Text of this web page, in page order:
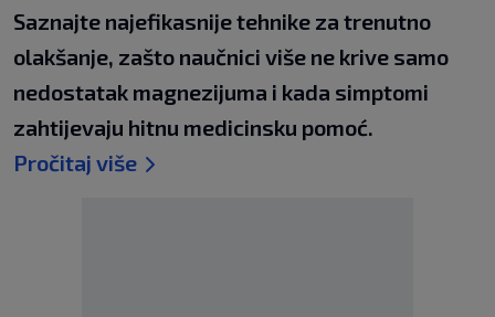
Saznajte najefikasnije tehnike za trenutno
olakšanje, zašto naučnici više ne krive samo
nedostatak magnezijuma i kada simptomi
zahtijevaju hitnu medicinsku pomoć.
Pročitaj više